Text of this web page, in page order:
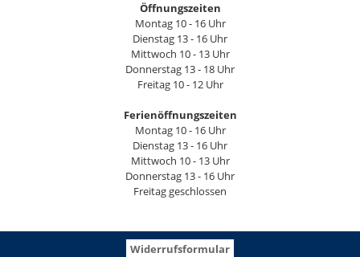
Öffnungszeiten
Montag 10 - 16 Uhr
Dienstag 13 - 16 Uhr
Mittwoch 10 - 13 Uhr
Donnerstag 13 - 18 Uhr
Freitag 10 - 12 Uhr
Ferienöffnungszeiten
Montag 10 - 16 Uhr
Dienstag 13 - 16 Uhr
Mittwoch 10 - 13 Uhr
Donnerstag 13 - 16 Uhr
Freitag geschlossen
Widerrufsformular